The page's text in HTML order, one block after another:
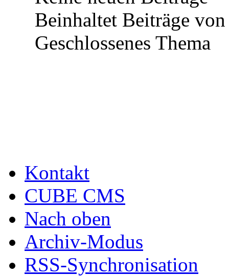
Beinhaltet Beiträge
Geschlossenes Thema
Kontakt
CUBE CMS
Nach oben
Archiv-Modus
RSS-Synchronisation